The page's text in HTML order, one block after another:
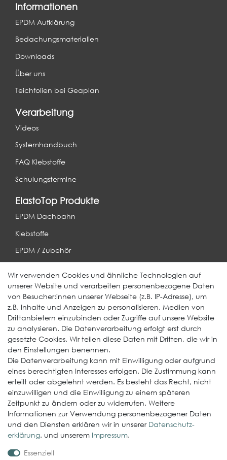
Informationen
EPDM Aufklärung
Bedachungsmaterialien
Downloads
Über uns
Teichfolien bei Geaplan
Verarbeitung
Videos
Systemhandbuch
FAQ Klebstoffe
Schulungstermine
ElastoTop Produkte
EPDM Dachbahn
Klebstoffe
EPDM / Zubehör
Weitere Produkte
EcoDach EPDM
ElastoGround EPDM Streifen
Multi-Fix Solarhalter
Service
Gewerbekunde werden
Versand & Zahlungsbedingungen
Kontaktformular
Probleme bei der Bestellung?
Rechtliches
Wir verwenden Cookies und ähnliche Technologien auf
unserer Website und verarbeiten personenbezogene Daten
von Besucher:innen unserer Webseite (z.B. IP-Adresse), um
z.B. Inhalte und Anzeigen zu personalisieren, Medien von
Drittanbietern einzubinden oder Zugriffe auf unsere Website
zu analysieren. Die Datenverarbeitung erfolgt erst durch
gesetzte Cookies. Wir teilen diese Daten mit Dritten, die wir in
den Einstellungen benennen.
Die Datenverarbeitung kann mit Einwilligung oder aufgrund
eines berechtigten Interesses erfolgen. Die Zustimmung kann
erteilt oder abgelehnt werden. Es besteht das Recht, nicht
einzuwilligen und die Einwilligung zu einem späteren
Zeitpunkt zu ändern oder zu widerrufen. Weitere
Informationen zur Verwendung personenbezogener Daten
und den Diensten erklären wir in unserer Daten­schutz­
erklärung. und unserem Impressum.
Essenziell